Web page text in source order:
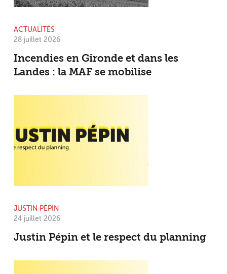
ACTUALITÉS
28 juillet 2026
Incendies en Gironde et dans les
Landes : la MAF se mobilise
JUSTIN PÉPIN
24 juillet 2026
Justin Pépin et le respect du planning